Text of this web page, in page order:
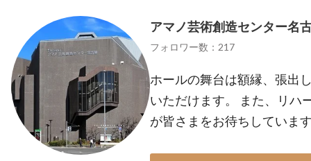
アマノ芸術創造センター名
フォロワー数：217
ホールの舞台は額縁、張出
いただけます。 また、リハ
が皆さまをお待ちしていま